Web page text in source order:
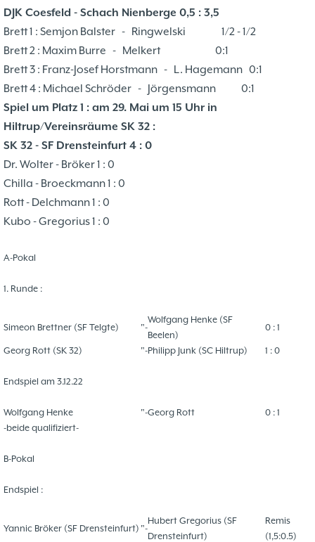
DJK Coesfeld - Schach Nienberge 0,5 : 3,5
Brett 1 : Semjon Balster - Ringwelski 1/2 - 1/2
Brett 2 : Maxim Burre - Melkert 0:1
Brett 3 : Franz-Josef Horstmann - L. Hagemann 0:1
Brett 4 : Michael Schröder - Jörgensmann 0:1
Spiel um Platz 1 : am 29. Mai um 15 Uhr in
Hiltrup/Vereinsräume SK 32 :
SK 32 - SF Drensteinfurt 4 : 0
Dr. Wolter - Bröker 1 : 0
Chilla - Broeckmann 1 : 0
Rott - Delchmann 1 : 0
Kubo - Gregorius 1 : 0
A-Pokal
1. Runde :
Simeon Brettner (SF Telgte) "-
Wolfgang Henke (SF
Beelen)
0 : 1
Georg Rott (SK 32) "-Philipp Junk (SC Hiltrup) 1 : 0
Endspiel am 3.12.22
Wolfgang Henke "-Georg Rott
0 : 1
-beide qualifiziert-
B-Pokal
Endspiel :
Yannic Bröker (SF Drensteinfurt) "-
Hubert Gregorius (SF
Drensteinfurt)
Remis
(1,5:0.5)